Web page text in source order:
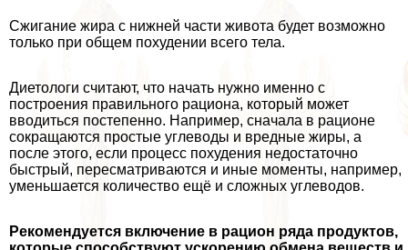
Сжигание жира с нижней части живота будет возможно
только при общем похудении всего тела.
Диетологи считают, что начать нужно именно с
построения правильного рациона, который может
вводиться постепенно. Например, сначала в рационе
сокращаются простые углеводы и вредные жиры, а
после этого, если процесс похудения недостаточно
быстрый, пересматриваются и иные моменты, например,
уменьшается количество ещё и сложных углеводов.
Рекомендуется включение в рацион ряда продуктов,